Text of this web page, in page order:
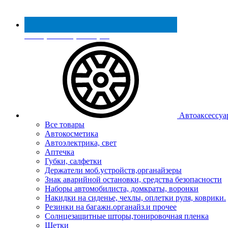
Реестр МинПромТорга
Все товары
Автокосметика
Автоэлектрика, свет
Аптечка
Губки, салфетки
Держатели моб.устройств,органайзеры
Знак аварийной остановки, средства безопасности
Наборы автомобилиста, домкраты, воронки
Накидки на сиденье, чехлы, оплетки руля, коврики.
Резинки на багажн.органайз.и прочее
Солнцезащитные шторы,тонировочная пленка
Щетки